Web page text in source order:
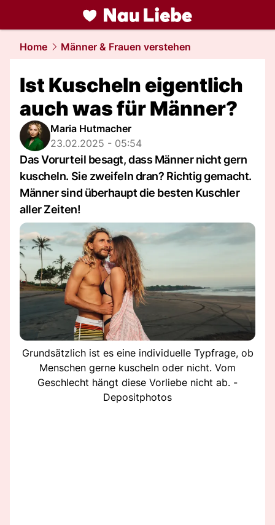
liebe.NAU.ch
Home Männer & Frauen verstehen
Ist Kuscheln eigentlich
auch was für Männer?
Maria Hutmacher
23.02.2025 - 05:54
Das Vorurteil besagt, dass Männer nicht gern
kuscheln. Sie zweifeln dran? Richtig gemacht.
Männer sind überhaupt die besten Kuschler
aller Zeiten!
Grundsätzlich ist es eine individuelle Typfrage, ob
Menschen gerne kuscheln oder nicht. Vom
Geschlecht hängt diese Vorliebe nicht ab. -
Depositphotos